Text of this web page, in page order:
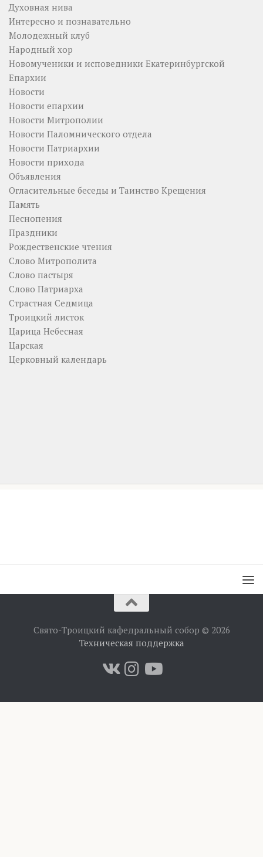
Духовная нива
Интересно и познавательно
Молодежный клуб
Народный хор
Новомученики и исповедники Екатеринбургской
Епархии
Новости
Новости епархии
Новости Митрополии
Новости Паломнического отдела
Новости Патриархии
Новости прихода
Объявления
Огласительные беседы и Таинство Крещения
Память
Песнопения
Праздники
Рождественские чтения
Слово Митрополита
Слово пастыря
Слово Патриарха
Страстная Седмица
Троицкий листок
Царица Небесная
Царская
Церковный календарь
Свято-Троицкий кафедральный собор © 2026
Техническая поддержка